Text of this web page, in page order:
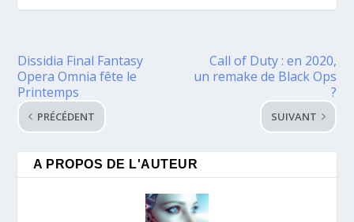
Dissidia Final Fantasy
Opera Omnia fête le
Printemps
PRÉCÉDENT
Call of Duty : en 2020,
un remake de Black Ops
?
SUIVANT
A PROPOS DE L'AUTEUR